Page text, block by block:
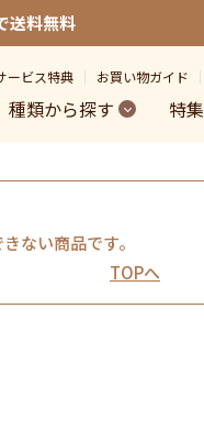
送料無料
ービス特典 お買い物ガイド
種類から探す 特集
ない商品です。
TOPへ